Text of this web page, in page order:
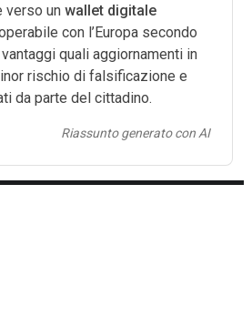
verso unwallet digitale
con l’Europa secondo
vantaggi quali aggiornamenti in
rischio di falsificazione e
da parte del cittadino.
Riassunto generato con AI